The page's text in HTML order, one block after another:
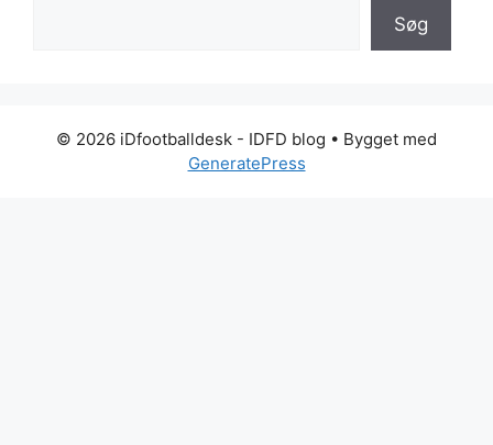
Søg
© 2026 iDfootballdesk - IDFD blog • Bygget med
GeneratePress